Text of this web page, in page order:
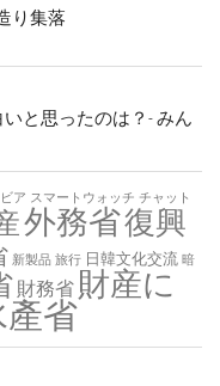
り集落
いと思ったのは？- みん
ア スマートウォッチ チャット
外務省復興
新製品 旅行 日韓文化交流 暗
財務省 財産に
產省